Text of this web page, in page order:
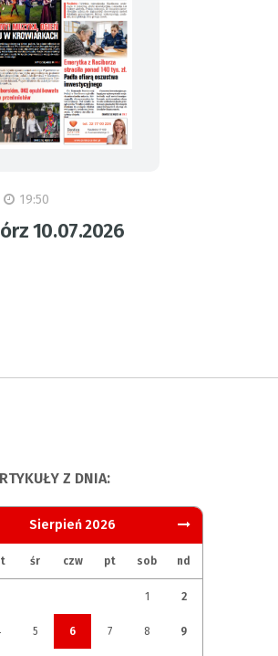
19:50
10.07.2026
Z DNIA:
Sierpień 2026
śr czw pt sob nd
1 2
5 6 7 8 9